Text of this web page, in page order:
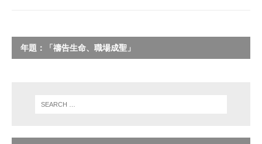
年題：「禱告生命、職場成聖」